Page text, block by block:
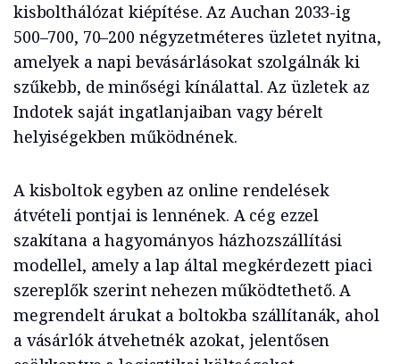
kisbolthálózat kiépítése. Az Auchan 2033-ig
500–700, 70–200 négyzetméteres üzletet nyitna,
amelyek a napi bevásárlásokat szolgálnák ki
szűkebb, de minőségi kínálattal. Az üzletek az
Indotek saját ingatlanjaiban vagy bérelt
helyiségekben működnének.
A kisboltok egyben az online rendelések
átvételi pontjai is lennének. A cég ezzel
szakítana a hagyományos házhozszállítási
modellel, amely a lap által megkérdezett piaci
szereplők szerint nehezen működtethető. A
megrendelt árukat a boltokba szállítanák, ahol
a vásárlók átvehetnék azokat, jelentősen